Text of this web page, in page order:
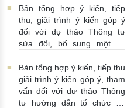
NHNN quy định về hoạt
đông cung ứng dịch vụ
TGTT - Thông tư số 40 (dự
thảo Thông tư) 09/09/2025 |
Bản tổng hợp ý kiến, tiếp
thu, giải trình ý kiến góp ý
đối với dự thảo Thông tư
sửa đổi, bổ sung một số
15/2024/TT-NHNN ngày
28/6/2024 quy định về dịch
vụ thanh toán không dùng
tiền mặt
08/09/2025 |
Bản tổng hợp ý kiến, tiếp thu
giải trình ý kiến góp ý, tham
vấn đối với dự thảo Thông
tư hướng dẫn tổ chức tín